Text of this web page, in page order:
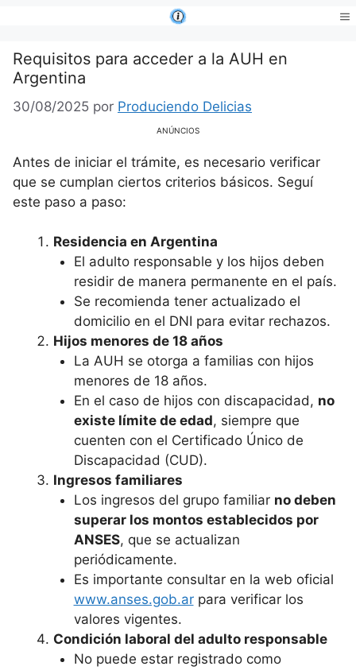
contenido
Requisitos para acceder a la AUH en
Argentina
30/08/2025 por Produciendo Delicias
ANÚNCIOS
Antes de iniciar el trámite, es necesario verificar
que se cumplan ciertos criterios básicos. Seguí
este paso a paso:
Residencia en Argentina
El adulto responsable y los hijos deben
residir de manera permanente en el país.
Se recomienda tener actualizado el
domicilio en el DNI para evitar rechazos.
Hijos menores de 18 años
La AUH se otorga a familias con hijos
menores de 18 años.
En el caso de hijos con discapacidad, no
existe límite de edad, siempre que
cuenten con el Certificado Único de
Discapacidad (CUD).
Ingresos familiares
Los ingresos del grupo familiar no deben
superar los montos establecidos por
ANSES, que se actualizan
periódicamente.
Es importante consultar en la web oficial
www.anses.gob.arpara verificar los
valores vigentes.
Condición laboral del adulto responsable
No puede estar registrado como